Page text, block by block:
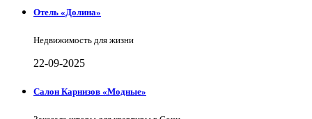
Отель «Долина»
Недвижимость для жизни
22-09-2025
Салон Карнизов «Модные»